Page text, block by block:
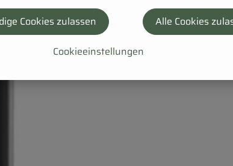
Cookieeinstellungen
Cookies zulassen Alle Cookies